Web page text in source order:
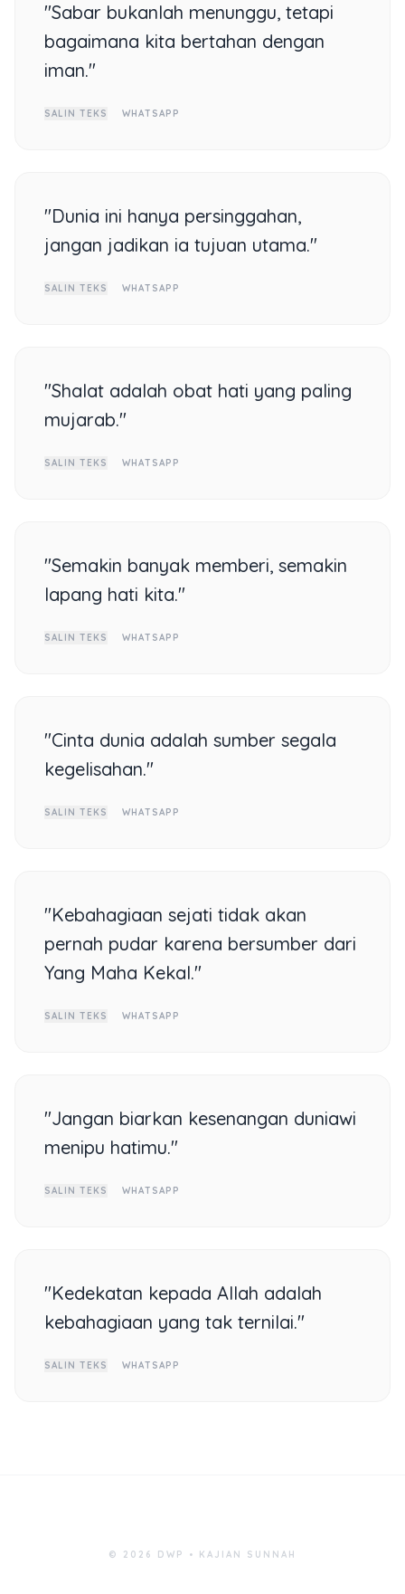
"Sabar bukanlah menunggu, tetapi
bagaimana kita bertahan dengan
iman."
SALIN TEKS WHATSAPP
"Dunia ini hanya persinggahan,
jangan jadikan ia tujuan utama."
SALIN TEKS WHATSAPP
"Shalat adalah obat hati yang paling
mujarab."
SALIN TEKS WHATSAPP
"Semakin banyak memberi, semakin
lapang hati kita."
SALIN TEKS WHATSAPP
"Cinta dunia adalah sumber segala
kegelisahan."
SALIN TEKS WHATSAPP
"Kebahagiaan sejati tidak akan
pernah pudar karena bersumber dari
Yang Maha Kekal."
SALIN TEKS WHATSAPP
"Jangan biarkan kesenangan duniawi
menipu hatimu."
SALIN TEKS WHATSAPP
"Kedekatan kepada Allah adalah
kebahagiaan yang tak ternilai."
SALIN TEKS WHATSAPP
© 2026 DWP • KAJIAN SUNNAH